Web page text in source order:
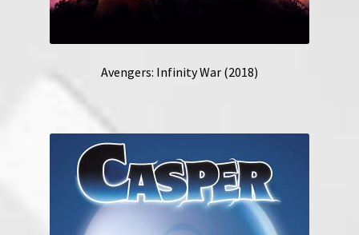
Avengers: Infinity War (2018)